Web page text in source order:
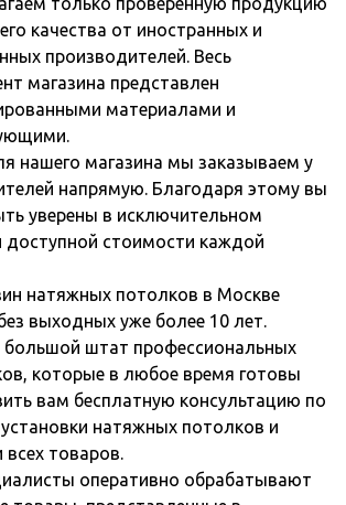
качества от иностранных и
производителей. Весь
магазина представлен
материалами и
нашего магазина мы заказываем у
напрямую. Благодаря этому вы
уверены в исключительном
доступной стоимости каждой
натяжных потолков в Москве
выходных уже более 10 лет.
штат профессиональных
которые в любое время готовы
вам бесплатную консультацию по
натяжных потолков и
всех товаров.
оперативно обрабатывают